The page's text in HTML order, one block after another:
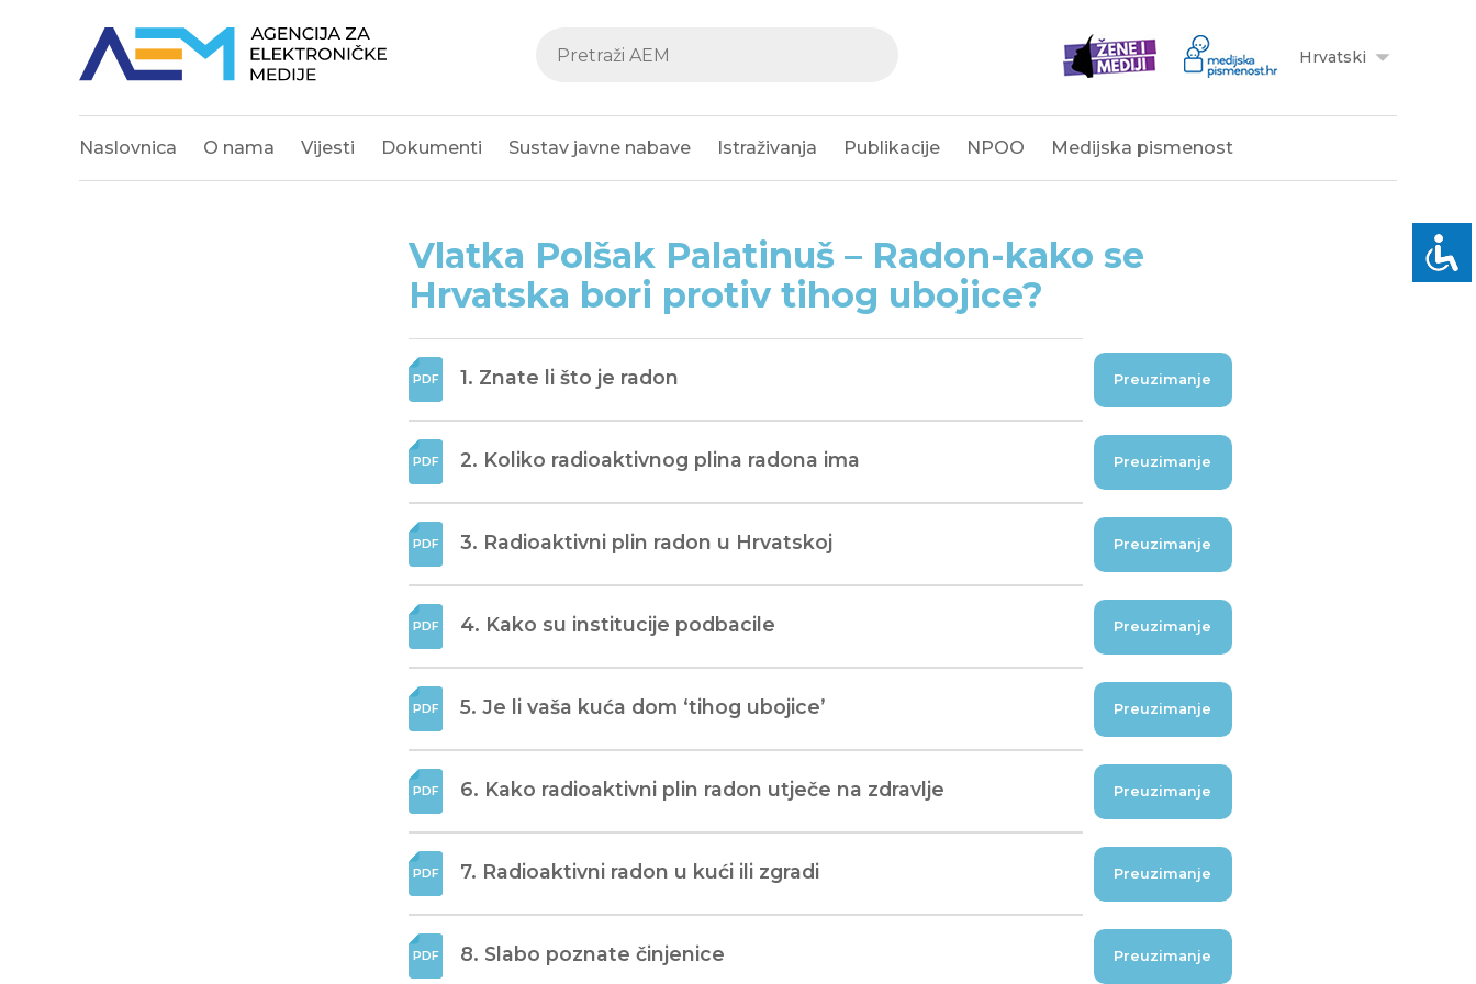
Hrvatski
Naslovnica O nama Vijesti Dokumenti Sustav javne nabave Istraživanja Publikacije NPOO Medijska pismenost
Vlatka Polšak Palatinuš – Radon-kako se
Hrvatska bori protiv tihog ubojice?
1. Znate li što je radon Preuzimanje
2. Koliko radioaktivnog plina radona ima Preuzimanje
3. Radioaktivni plin radon u Hrvatskoj Preuzimanje
4. Kako su institucije podbacile Preuzimanje
5. Je li vaša kuća dom ‘tihog ubojice’ Preuzimanje
6. Kako radioaktivni plin radon utječe na zdravlje Preuzimanje
7. Radioaktivni radon u kući ili zgradi Preuzimanje
8. Slabo poznate činjenice Preuzimanje